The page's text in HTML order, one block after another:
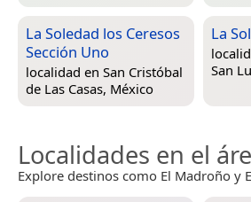
La Soledad los Ceresos
Sección Uno
localidad en San Cristóbal
de Las Casas, México
La
San
Localidades en el
Explore destinos como El Madroño y